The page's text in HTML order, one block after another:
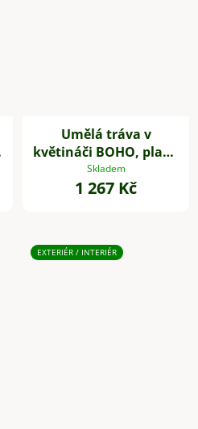
Umělá tráva v
květináči BOHO, plast,
výška 54 cm, béžová
Skladem
1 267 Kč
EXTERIÉR / INTERIÉR